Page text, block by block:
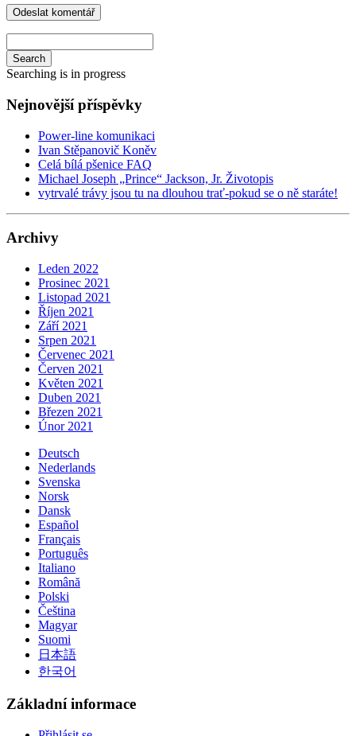
Search
Searching is in progress
Nejnovější příspěvky
Power-line komunikaci
Ivan Stěpanovič Koněv
Celá bílá pšenice FAQ
Michael Joseph „Prince“ Jackson, Jr. Životopis
vytrvalé trávy jsou tu na dlouhou trať-pokud se o ně staráte!
Archivy
Leden 2022
Prosinec 2021
Listopad 2021
Říjen 2021
Září 2021
Srpen 2021
Červenec 2021
Červen 2021
Květen 2021
Duben 2021
Březen 2021
Únor 2021
Deutsch
Nederlands
Svenska
Norsk
Dansk
Español
Français
Português
Italiano
Română
Polski
Čeština
Magyar
Suomi
日本語
한국어
Základní informace